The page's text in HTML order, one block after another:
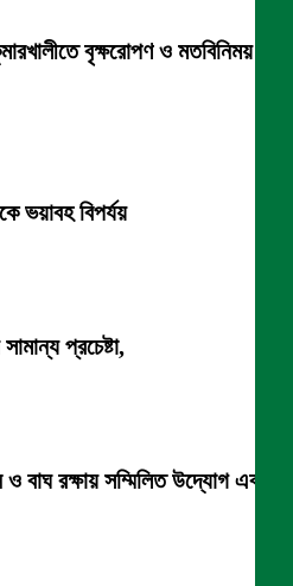
বৃক্ষরোপণ ও মতবিনিময়
ভয়াবহ বিপর্যয়
প্রচেষ্টা,
বাঘ রক্ষায় সম্মিলিত উদ্যোগ এবং